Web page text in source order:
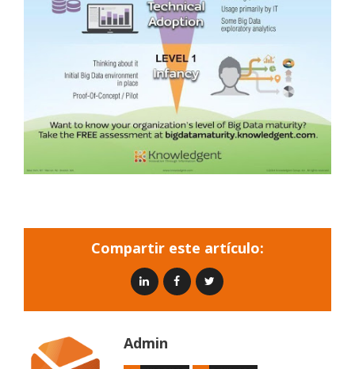
Compartir este artículo:
Admin